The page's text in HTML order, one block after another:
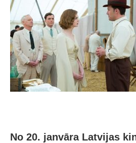
No 20. janvāra Latvijas